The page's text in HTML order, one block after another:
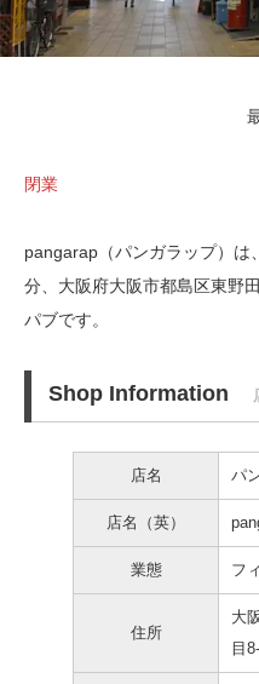
閉業
pangarap（パンガラップ）は
分、 大阪府大阪市都島区東野
パブです。
Shop Information
店名 パ
店名（英）
業態 フ
住所
大
目